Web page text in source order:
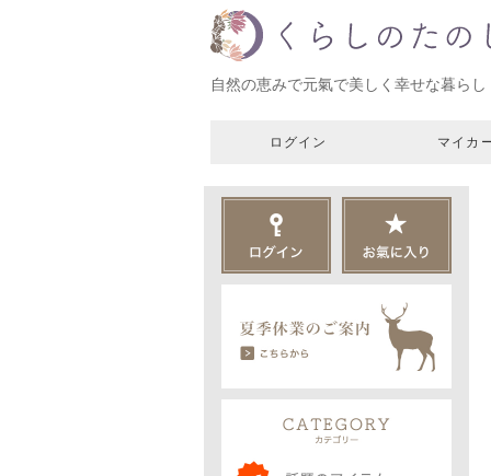
自然の恵みで元氣で美しく幸せな暮らし
ログイン マイカ